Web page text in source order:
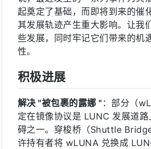
起奠定了基础，而即将到来的催
其发展轨迹产生重大影响。让我
些发展，同时牢记它们带来的机
性。
积极进展
解决 "被包裹的露娜 " ：部分（
定在镜像协议是 LUNC 发展道路
碍之一。穿梭桥（Shuttle
许持有者将 wLUNA 兑换成